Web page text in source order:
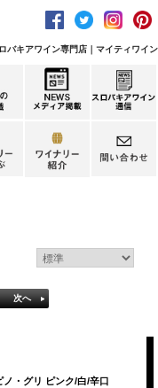
バキアワイン専門店｜マイティワイン
次へ
ノ・グリ ピンク/白/辛口